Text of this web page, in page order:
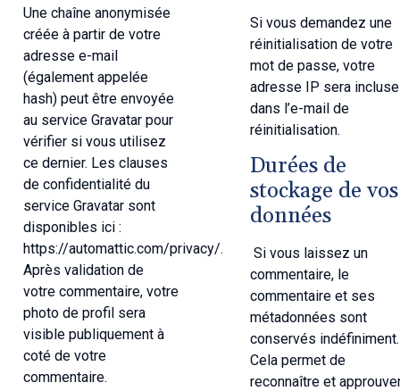
Une chaîne anonymisée
créée à partir de votre
adresse e-mail
(également appelée
hash) peut être envoyée
au service Gravatar pour
vérifier si vous utilisez
ce dernier. Les clauses
de confidentialité du
service Gravatar sont
disponibles ici :
https://automattic.com/privacy/.
Après validation de
votre commentaire, votre
photo de profil sera
visible publiquement à
coté de votre
commentaire.
Si vous demandez une
réinitialisation de votre
mot de passe, votre
adresse IP sera incluse
dans l’e-mail de
réinitialisation.
Durées de
stockage de vos
données
Si vous laissez un
commentaire, le
commentaire et ses
métadonnées sont
conservés indéfiniment.
Cela permet de
reconnaître et